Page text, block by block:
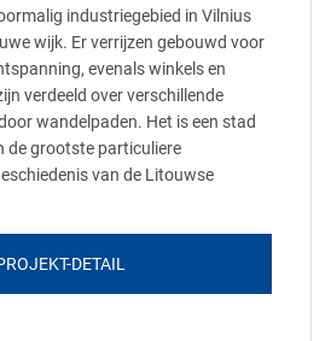
industriegebied in Vilnius
wijk. Er verrijzen gebouwd voor
evenals winkels en
verdeeld over verschillende
wandelpaden. Het is een stad
de grootste particuliere
van de Litouwse
DETAIL